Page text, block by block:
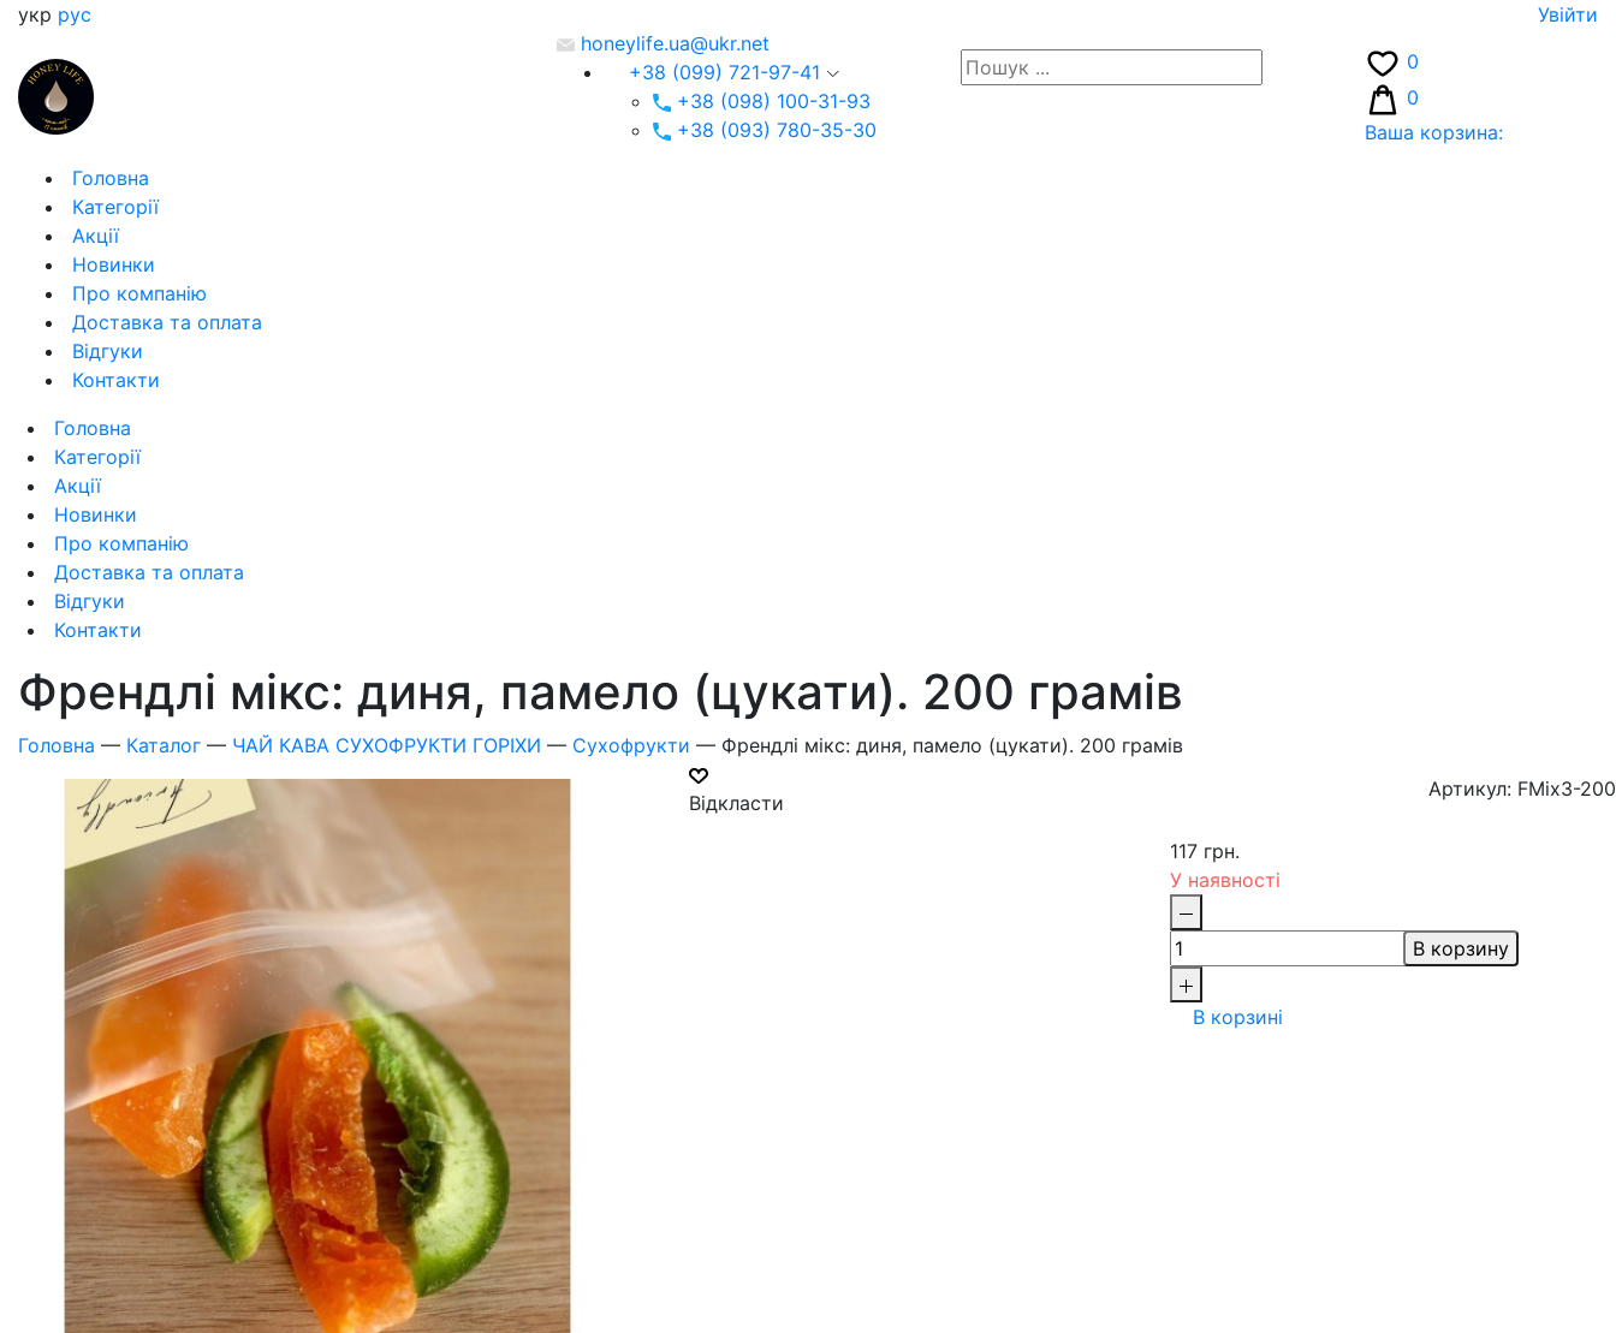
укр рус
Увiйти
honeylife.ua@ukr.net
+38 (099) 721-97-41
+38 (098) 100-31-93
+38 (093) 780-35-30
0
0
Ваша корзина:
Головна
Категорії
Акції
Новинки
Про компанію
Доставка та оплата
Відгуки
Контакти
Головна
Категорії
Акції
Новинки
Про компанію
Доставка та оплата
Відгуки
Контакти
Френдлі мікс: диня, памело (цукати). 200 грамів
Головна — Каталог — ЧАЙ КАВА СУХОФРУКТИ ГОРІХИ — Сухофрукти — Френдлі мікс: диня, памело (цукати). 200 грамів
Відкласти
Артикул: FMіх3-200
117 грн.
У наявності
В корзину
В корзині